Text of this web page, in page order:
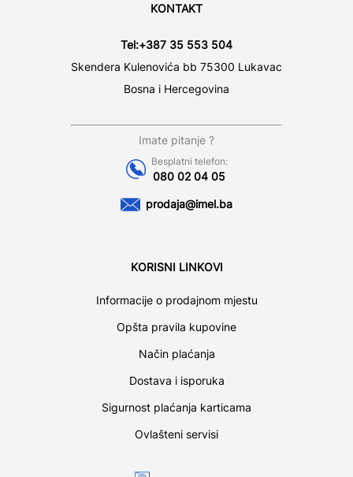
KONTAKT
Tel:+387 35 553 504
Skendera Kulenovića bb 75300 Lukavac
Bosna i Hercegovina
Imate pitanje ?
Besplatni telefon:
080 02 04 05
prodaja@imel.ba
KORISNI LINKOVI
Informacije o prodajnom mjestu
Opšta pravila kupovine
Način plaćanja
Dostava i isporuka
Sigurnost plaćanja karticama
Ovlašteni servisi